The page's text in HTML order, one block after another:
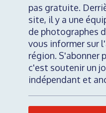
pas gratuite.
site, il y a une
de photographes
vous informer sur
région. S'abonner
c'est soutenir un
indépendant et